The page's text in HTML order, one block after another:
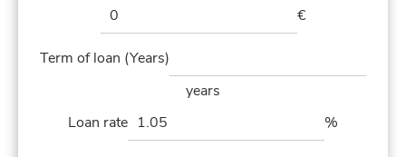
€
Term of loan (Years)
years
Loan rate %